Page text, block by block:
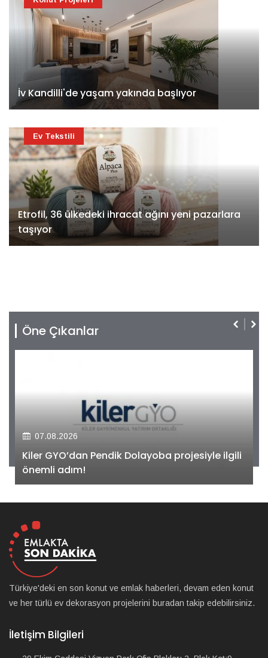
İv Kandilli'de yaşam yakında başlıyor
Etrofil, 36 ülkedeki ihracat ağını yeni pazarlara
taşıyor
Ev Tekstili
Öne Çıkanlar
07.08.2026
Kiler GYO’dan Pendik Dolayoba projesiyle ilgili
önemli adım!
Türkiye'deki en son konut ve emlak haberleri, devam eden konut
ve her türlü ev dekorasyon projelerini buradan takip edebilirsiniz.
İletişim Bilgileri